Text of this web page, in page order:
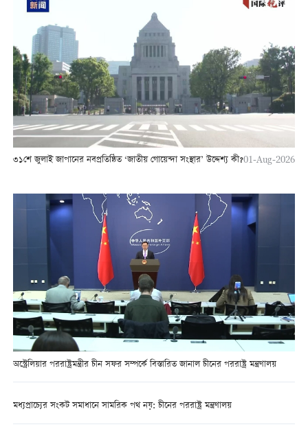
৩১শে জুলাই জাপানের নবপ্রতিষ্ঠিত ‘জাতীয় গোয়েন্দা সংস্থার’ উদ্দেশ্য কী?01-Aug-2026
অস্ট্রেলিয়ার পররাষ্ট্রমন্ত্রীর চীন সফর সম্পর্কে বিস্তারিত জানাল চীনের পররাষ্ট্র মন্ত্রণালয়
মধ্যপ্রাচ্যের সংকট সমাধানে সামরিক পথ নয়: চীনের পররাষ্ট্র মন্ত্রণালয়